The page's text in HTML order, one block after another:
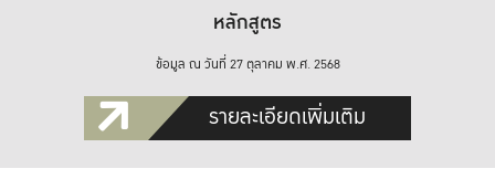
หลักสูตร
ข้อมูล ณ วันที่ 27 ตุลาคม พ.ศ. 2568
รายละเอียดเพิ่มเติม